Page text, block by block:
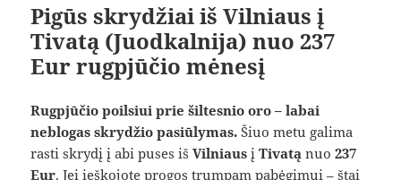
Pigūs skrydžiai iš Vilniaus į
Tivatą (Juodkalnija) nuo 237
Eur rugpjūčio mėnesį
Rugpjūčio poilsiui prie šiltesnio oro – labai
neblogas skrydžio pasiūlymas. Šiuo metu galima
rasti skrydį į abi puses išVilniaus įTivatą nuo237
Eur. Jei ieškojote progos trumpam pabėgimui – štai